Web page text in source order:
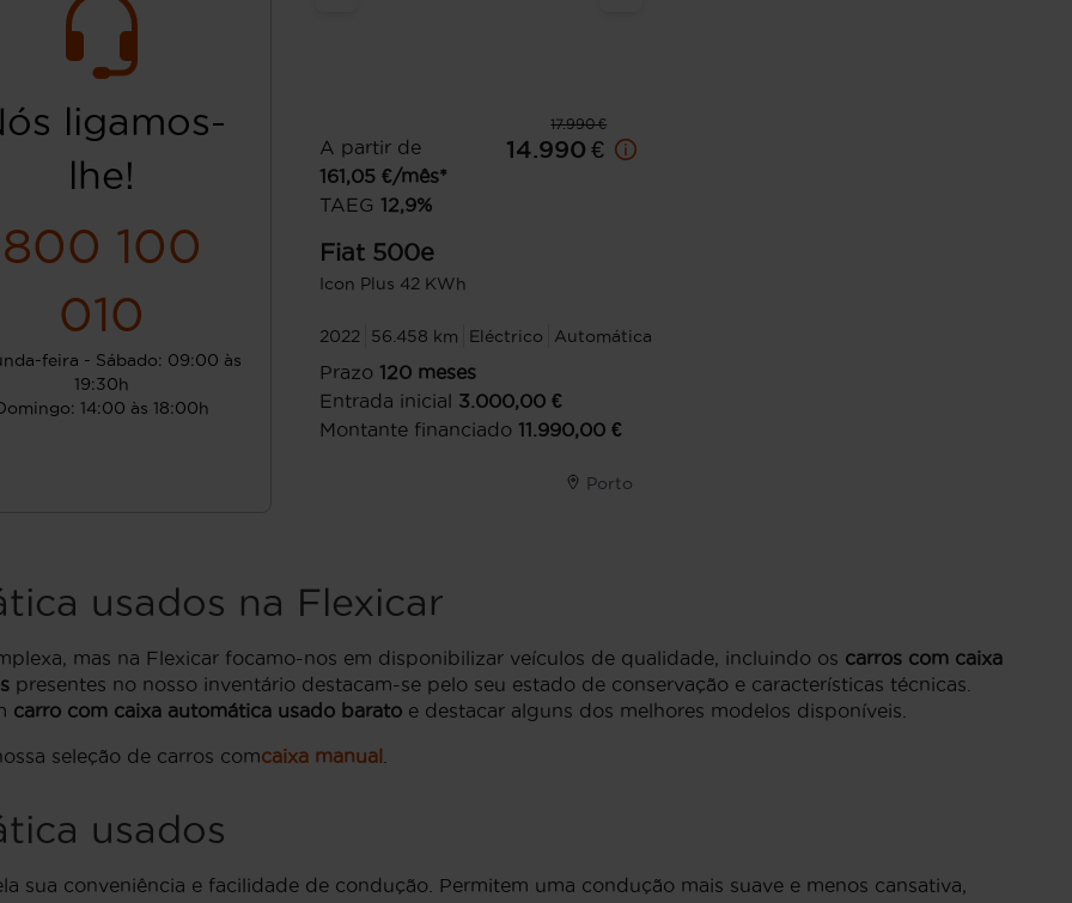
ligamos-
lhe!
800 100
010
feira - Sábado: 09:00 às
19:30h
14:00 às 18:00h
17.990 €
A partir de
161,05 €/mês*
TAEG 12,9%
14.990 €
Fiat 500e
Icon Plus 42 KWh
2022 56.458 km Eléctrico Automática
Prazo 120 meses
Entrada inicial 3.000,00 €
Montante financiado 11.990,00 €
Porto
usados na Flexicar
mas na Flexicar focamo-nos em disponibilizar veículos de qualidade, incluindo os carros com caixa
presentes no nosso inventário destacam-se pelo seu estado de conservação e características técnicas.
carro com caixa automática usado barato e destacar alguns dos melhores modelos disponíveis.
seleção de carros comcaixa manual
usados
sua conveniência e facilidade de condução. Permitem uma condução mais suave e menos cansativa,